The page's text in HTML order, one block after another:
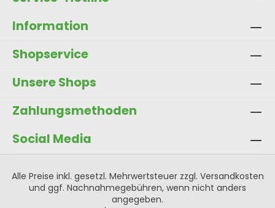
Information
Shopservice
Unsere Shops
Zahlungsmethoden
Social Media
Alle Preise inkl. gesetzl. Mehrwertsteuer zzgl. Versandkosten
und ggf. Nachnahmegebühren, wenn nicht anders
angegeben.